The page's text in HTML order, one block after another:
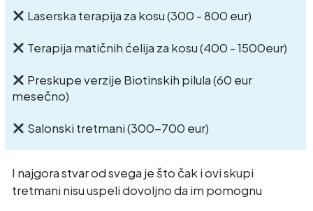
Laserska terapija za kosu (300 - 800 eur)
Terapija matičnih ćelija za kosu (400 - 1500eur)
Preskupe verzije Biotinskih pilula (60 eur
mesečno)
Salonski tretmani (300-700 eur)
I najgora stvar od svega je što čak i ovi skupi
tretmani nisu uspeli dovoljno da im pomognu